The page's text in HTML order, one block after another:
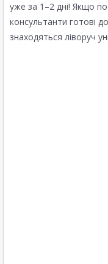
уже за 1–2 дні! Якщо
консультанти готові
знаходяться ліворуч